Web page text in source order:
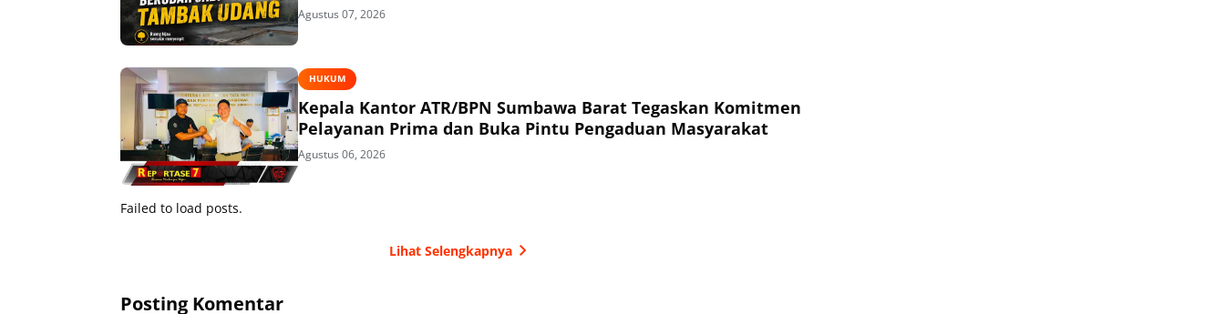
Agustus 07, 2026
HUKUM
Kepala Kantor ATR/BPN Sumbawa Barat Tegaskan Komitmen
Pelayanan Prima dan Buka Pintu Pengaduan Masyarakat
Agustus 06, 2026
Failed to load posts.
Lihat Selengkapnya
Posting Komentar